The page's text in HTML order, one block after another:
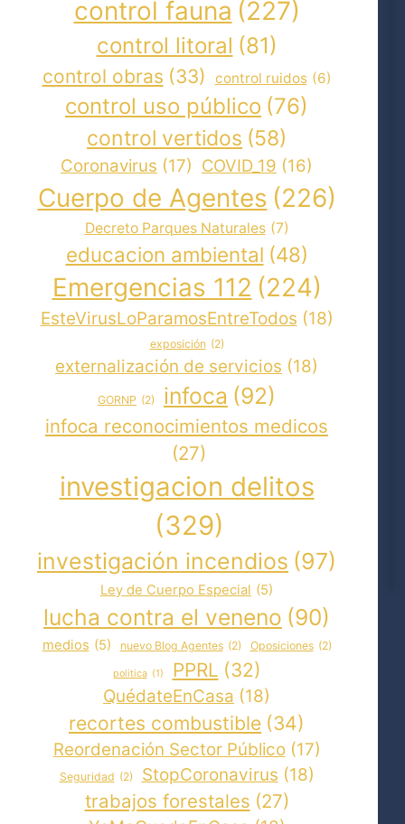
control fauna (227)
control litoral (81)
control obras (33) control ruidos (6)
control uso público (76)
control vertidos (58)
Coronavirus (17) COVID_19 (16)
Cuerpo de Agentes (226)
Decreto Parques Naturales (7)
educacion ambiental (48)
Emergencias 112 (224)
EsteVirusLoParamosEntreTodos (18)
exposición (2)
externalización de servicios (18)
GORNP (2) infoca (92)
infoca reconocimientos medicos
(27)
investigacion delitos
(329)
investigación incendios (97)
Ley de Cuerpo Especial (5)
lucha contra el veneno (90)
medios (5) nuevo Blog Agentes (2) Oposiciones (2)
politica (1) PPRL (32)
QuédateEnCasa (18)
recortes combustible (34)
Reordenación Sector Público (17)
Seguridad (2) StopCoronavirus (18)
trabajos forestales (27)